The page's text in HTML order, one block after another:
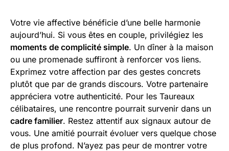
Votre vie affective bénéficie d’une belle harmonie
aujourd’hui. Si vous êtes en couple, privilégiez les
moments de complicité simple. Un dîner à la maison
ou une promenade suffiront à renforcer vos liens.
Exprimez votre affection par des gestes concrets
plutôt que par de grands discours. Votre partenaire
appréciera votre authenticité. Pour les Taureaux
célibataires, une rencontre pourrait survenir dans un
cadre familier. Restez attentif aux signaux autour de
vous. Une amitié pourrait évoluer vers quelque chose
de plus profond. N’ayez pas peur de montrer votre